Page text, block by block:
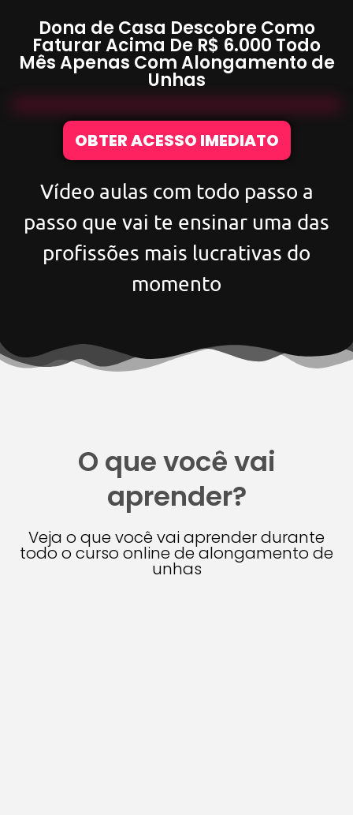
Dona de Casa Descobre Como
Faturar Acima De R$ 6.000 Todo
Mês Apenas ComAlongamento de
Unhas
OBTER ACESSO IMEDIATO
Vídeo aulas com todo passo a
passo que vai te ensinar uma das
profissões mais lucrativas do
momento
O que você vai
aprender?
Veja o que você vai aprender durante
todo o curso online de alongamento de
unhas